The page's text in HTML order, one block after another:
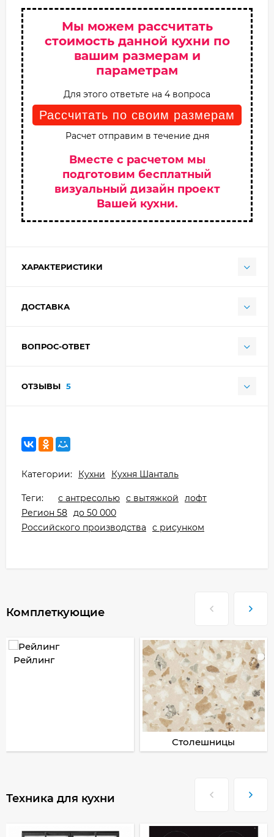
Мы можем рассчитать
стоимость данной кухни по
вашим размерам и
параметрам
Для этого ответьте на 4 вопроса
Рассчитать по своим размерам
Расчет отправим в течение дня
Вместе с расчетом мы
подготовим бесплатный
визуальный дизайн проект
Вашей кухни.
ХАРАКТЕРИСТИКИ
ДОСТАВКА
ВОПРОС-ОТВЕТ
ОТЗЫВЫ 5
Категории: Кухни Кухня Шанталь
Теги: с антресолью с вытяжкой
лофт
Регион 58 до 50 000
Российского производства
с рисунком
Комплеткующие
Рейлинг
Столешницы
Техника для кухни